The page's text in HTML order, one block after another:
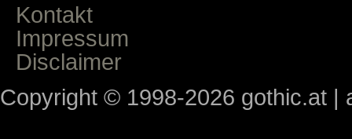
Kontakt
Impressum
Disclaimer
Copyright © 1998-2026 gothic.at |